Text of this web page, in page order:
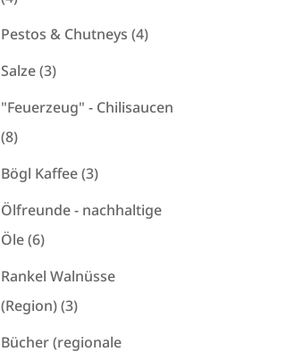
Produkte
Pestos & Chutneys 44
Salze 33
Produkte
"Feuerzeug" - Chilisaucen
88
Produkte
Bögl Kaffee 33
Produkte
Ölfreunde - nachhaltige
Öle 66
Produkte
Rankel Walnüsse
(Region) 33
Produkte
Bücher (regionale